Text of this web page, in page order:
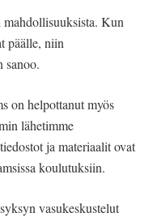
Kun
päälle, niin
sanoo.
on helpottanut myös
lähetimme
ja materiaalit ovat
koulutuksiin.
vasukeskustelut